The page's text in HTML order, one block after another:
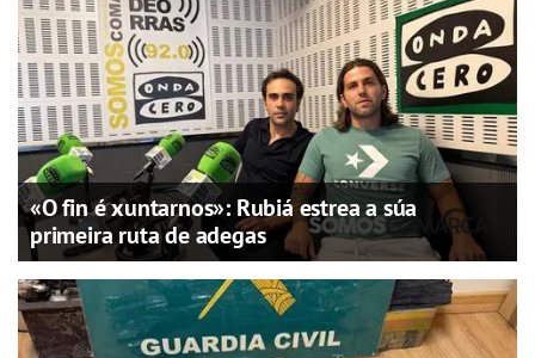
«O fin é xuntarnos»: Rubiá estrea a súa
primeira ruta de adegas